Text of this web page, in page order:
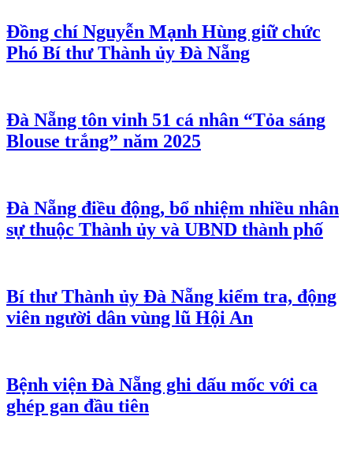
Đồng chí Nguyễn Mạnh Hùng giữ chức
Phó Bí thư Thành ủy Đà Nẵng
Đà Nẵng tôn vinh 51 cá nhân “Tỏa sáng
Blouse trắng” năm 2025
Đà Nẵng điều động, bổ nhiệm nhiều nhân
sự thuộc Thành ủy và UBND thành phố
Bí thư Thành ủy Đà Nẵng kiểm tra, động
viên người dân vùng lũ Hội An
Bệnh viện Đà Nẵng ghi dấu mốc với ca
ghép gan đầu tiên